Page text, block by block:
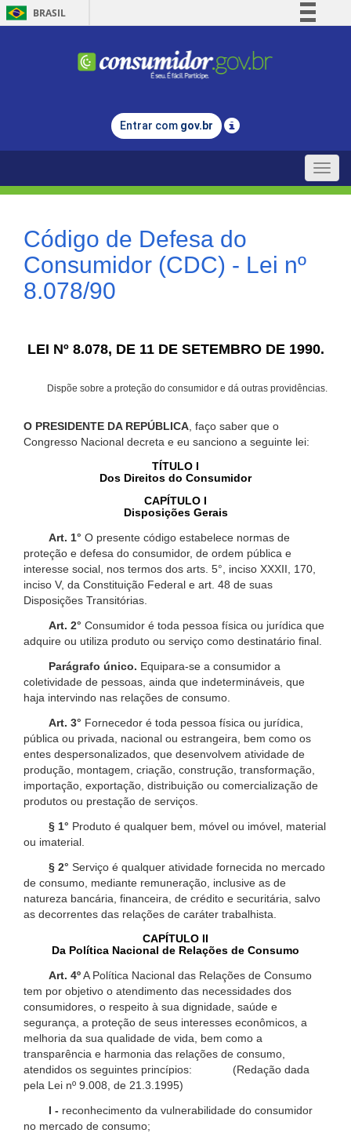
BRASIL
Comunica BR
Legislação
Entrar com gov.br
Toggle
Código de Defesa do
Consumidor (CDC) - Lei nº
8.078/90
LEI Nº 8.078, DE 11 DE SETEMBRO DE 1990.
Dispõe sobre a proteção do consumidor e dá outras providências.
O PRESIDENTE DA REPÚBLICA , faço saber que o
Congresso Nacional decreta e eu sanciono a seguinte lei:
TÍTULO I
Dos Direitos do Consumidor
CAPÍTULO I
Disposições Gerais
Art. 1° O presente código estabelece normas de
proteção e defesa do consumidor, de ordem pública e
interesse social, nos termos dos arts. 5°, inciso XXXII, 170,
inciso V, da Constituição Federal e art. 48 de suas
Disposições Transitórias.
Art. 2° Consumidor é toda pessoa física ou jurídica que
adquire ou utiliza produto ou serviço como destinatário final.
Parágrafo único. Equipara-se a consumidor a
coletividade de pessoas, ainda que indetermináveis, que
haja intervindo nas relações de consumo.
Art. 3° Fornecedor é toda pessoa física ou jurídica,
pública ou privada, nacional ou estrangeira, bem como os
entes despersonalizados, que desenvolvem atividade de
produção, montagem, criação, construção, transformação,
importação, exportação, distribuição ou comercialização de
produtos ou prestação de serviços.
§ 1° Produto é qualquer bem, móvel ou imóvel, material
ou imaterial.
§ 2° Serviço é qualquer atividade fornecida no mercado
de consumo, mediante remuneração, inclusive as de
natureza bancária, financeira, de crédito e securitária, salvo
as decorrentes das relações de caráter trabalhista.
CAPÍTULO II
Da Política Nacional de Relações de Consumo
Art. 4ºA Política Nacional das Relações de Consumo
tem por objetivo o atendimento das necessidades dos
consumidores, o respeito à sua dignidade, saúde e
segurança, a proteção de seus interesses econômicos, a
melhoria da sua qualidade de vida, bem como a
transparência e harmonia das relações de consumo,
atendidos os seguintes princípios: (Redação dada
pela Lei nº 9.008, de 21.3.1995)
I - reconhecimento da vulnerabilidade do consumidor
no mercado de consumo;